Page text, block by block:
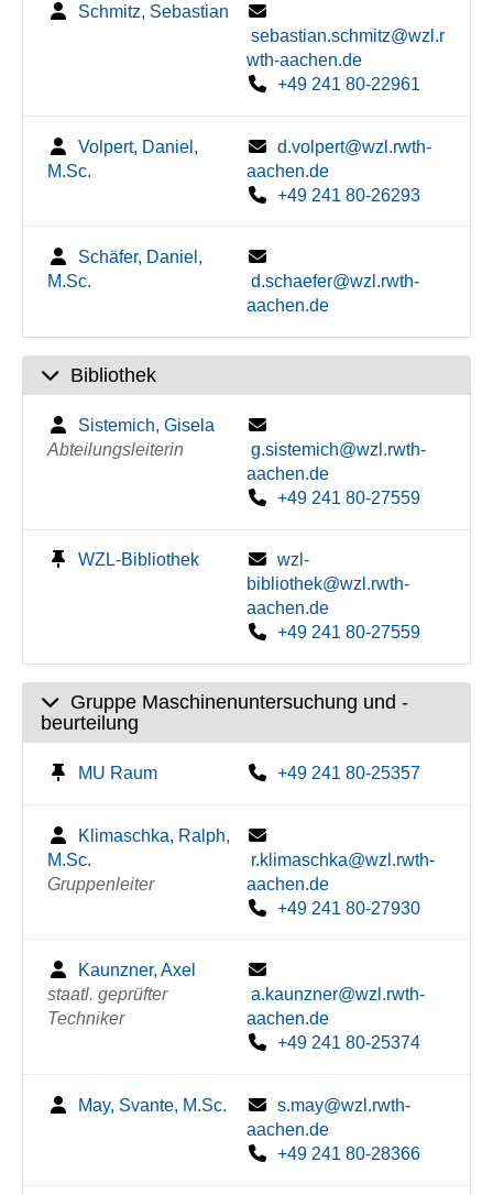
Schmitz, Sebastian
sebastian.schmitz@wzl.r
wth-aachen.de
+49 241 80-22961
Volpert, Daniel,
M.Sc.
d.volpert@wzl.rwth-
aachen.de
+49 241 80-26293
Schäfer, Daniel,
M.Sc.
d.schaefer@wzl.rwth-
aachen.de
Bibliothek
Sistemich, Gisela
Abteilungsleiterin
g.sistemich@wzl.rwth-
aachen.de
+49 241 80-27559
WZL-Bibliothek
wzl-
bibliothek@wzl.rwth-
aachen.de
+49 241 80-27559
Gruppe Maschinenuntersuchung und -
beurteilung
MU Raum +49 241 80-25357
Klimaschka, Ralph,
M.Sc.
Gruppenleiter
r.klimaschka@wzl.rwth-
aachen.de
+49 241 80-27930
Kaunzner, Axel
staatl. geprüfter
Techniker
a.kaunzner@wzl.rwth-
aachen.de
+49 241 80-25374
May, Svante, M.Sc.
s.may@wzl.rwth-
aachen.de
+49 241 80-28366